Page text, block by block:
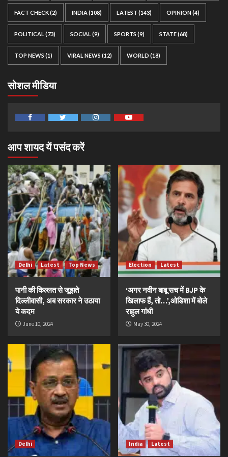
FACT CHECK(2) INDIA(108) LATEST (143) OPINION(4)
POLITICAL (73) SOCIAL (9) SPORTS (9) STATE(68)
TOP NEWS (1) VIRAL NEWS (12) WORLD (18)
सोशल मीडिया
आप शायद यें पसंद करें
Delhi Latest Top News
पानी की किल्लत से जूझते
दिल्लीवासी, अब सरकार ने उठाया
ये कदम
June 10, 2024
Election Latest
‘अगर नवीन बाबू सच में BJP के
खिलाफ हैं, तो…’,ओडिशा में बोले
राहुल गांधी
May 30, 2024
Delhi India Latest